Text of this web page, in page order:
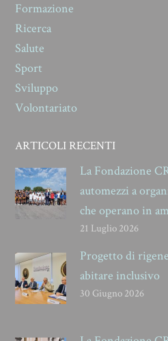
Formazione
Ricerca
Salute
Sport
Sviluppo
Volontariato
ARTICOLI RECENTI
La Fondazione
automezzi a
che operano in
21 Luglio 2026
Progetto di
abitare inclusivo
30 Giugno 2026